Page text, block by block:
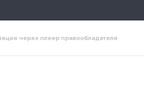
через плеер правообладателя